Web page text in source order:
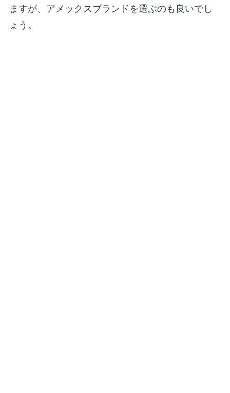
ますが、アメックスブランドを選ぶのも良いでし
ょう。